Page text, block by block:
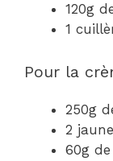
120g
1
Pour la
250g
2
60g